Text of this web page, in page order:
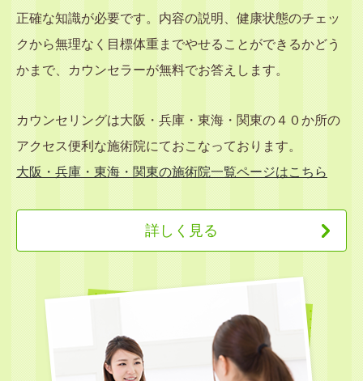
正確な知識が必要です。内容の説明、健康状態のチェッ
クから無理なく目標体重までやせることができるかどう
かまで、カウンセラーが無料でお答えします。
カウンセリングは大阪・兵庫・東海・関東の４０か所の
アクセス便利な施術院にておこなっております。
大阪・兵庫・東海・関東の施術院一覧ページはこちら
詳しく見る